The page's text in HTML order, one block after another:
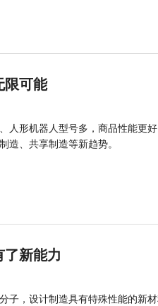
限可能
人形机器人型号多，商品性能
造、共享制造等新趋势。
了新能力
子，设计制造具有特殊性能的新